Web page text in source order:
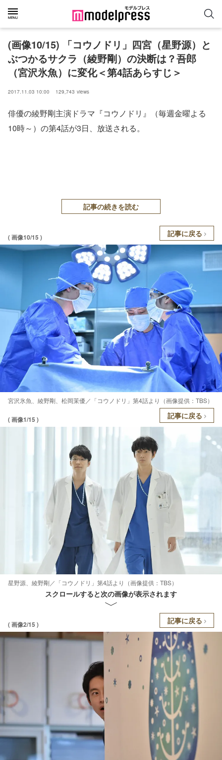
(画像10/15) 「コウノドリ」四宮（星野源）と
ぶつかるサクラ（綾野剛）の決断は？吾郎
（宮沢氷魚）に変化＜第4話あらすじ＞
2017.11.03 10:00 129,743 views
俳優の綾野剛主演ドラマ『コウノドリ』（毎週金曜よる
10時～）の第4話が3日、放送される。
記事の続きを読む
( 画像10/15 ) 記事に戻る
宮沢氷魚、綾野剛、松岡茉優／「コウノドリ」第4話より（画像提供：TBS）
( 画像1/15 ) 記事に戻る
星野源、綾野剛／「コウノドリ」第4話より（画像提供：TBS）
スクロールすると次の画像が表示されます
( 画像2/15 ) 記事に戻る